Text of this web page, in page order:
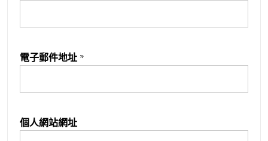
電子郵件地址 *
個人網站網址